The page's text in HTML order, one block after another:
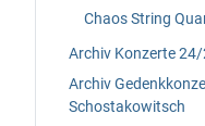
Chaos String
Archiv Konzerte
Archiv
Schostakowitsch